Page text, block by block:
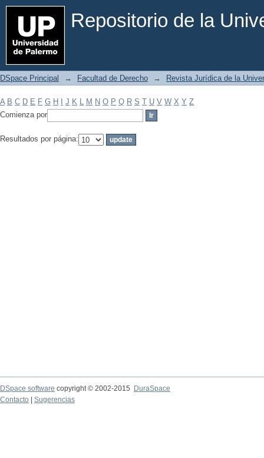
Repositorio de la
Filtrar por: Materia
DSpace Principal → Facultad de Derecho → Revista Jurídica de la
A B C D E F G H J K L M N O P Q R S T U V W X Y Z
Comienza por
Resultados por página:
DSpace software copyright © 2002-2015
DuraSpace
Contacto
Sugerencias